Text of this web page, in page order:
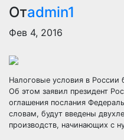
Отadmin1
Фев 4, 2016
Налоговые условия в России
Об этом заявил президент
оглашения послания
словам, будут введены
производств, начинающих с